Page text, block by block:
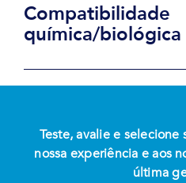
Compatibilidade
química/biológica
Teste, avalie e selecione
nossa experiência e aos
última